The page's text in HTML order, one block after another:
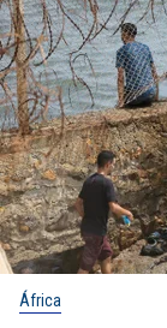
África